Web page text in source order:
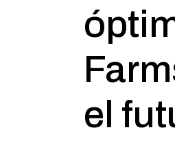
el